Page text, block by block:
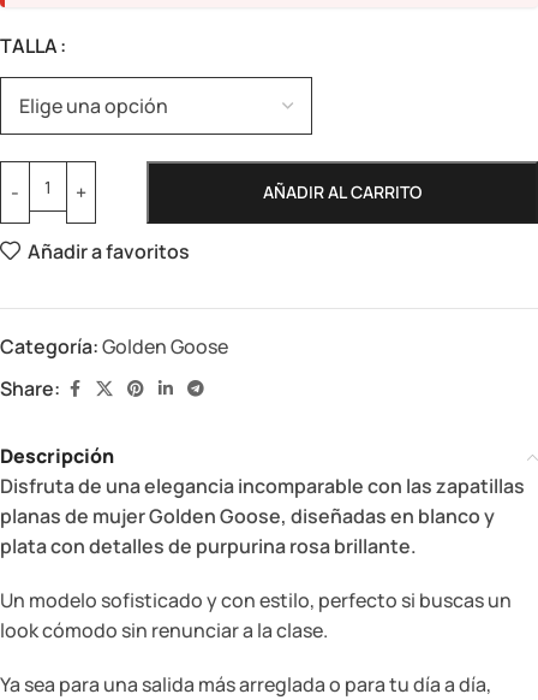
TALLA
AÑADIR AL CARRITO
Añadir a favoritos
Categoría:Golden Goose
Share:
Descripción
Disfruta de una elegancia incomparable con las zapatillas
planas de mujer Golden Goose, diseñadas en blanco y
plata con detalles de purpurina rosa brillante.
Un modelo sofisticado y con estilo, perfecto si buscas un
look cómodo sin renunciar a la clase.
Ya sea para una salida más arreglada o para tu día a día,